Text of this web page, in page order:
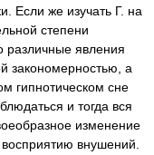
Если же изучать Г. на
степени
различные явления
закономерностью, а
гипнотическом сне
и тогда вся
изменение
внушений.